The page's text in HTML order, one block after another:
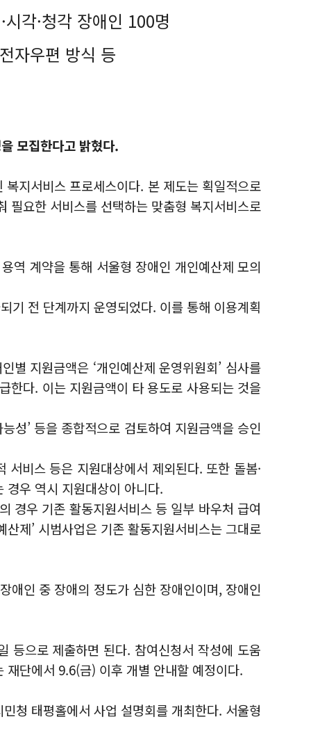
각·청각 장애인 100명
자우편 방식 등
모집한다고 밝혔다.
지서비스 프로세스이다. 본 제도는 획일적으로
필요한 서비스를 선택하는 맞춤형 복지서비스로
역 계약을 통해 서울형 장애인 개인예산제 모의
기 전 단계까지 운영되었다. 이를 통해 이용계획
별 지원금액은 ‘개인예산제 운영위원회’ 심사를
한다. 이는 지원금액이 타 용도로 사용되는 것을
성’ 등을 종합적으로 검토하여 지원금액을 승인
비스 등은 지원대상에서 제외된다. 또한 돌봄·
경우 역시 지원대상이 아니다.
경우 기존 활동지원서비스 등 일부 바우처 급여
제’ 시범사업은 기존 활동지원서비스는 그대로
애인 중 장애의 정도가 심한 장애인이며, 장애인
등으로 제출하면 된다. 참여신청서 작성에 도움
단에서 9.6(금) 이후 개별 안내할 예정이다.
청 태평홀에서 사업 설명회를 개최한다. 서울형